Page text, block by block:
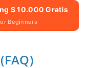
$ 10.000 Gratis
Beginners